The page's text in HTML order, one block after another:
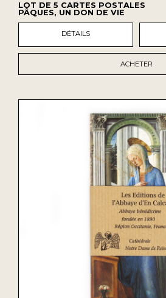
LOT DE 5 CARTES POSTALES
PÂQUES, UN DON DE VIE
DÉTAILS
ACHETER